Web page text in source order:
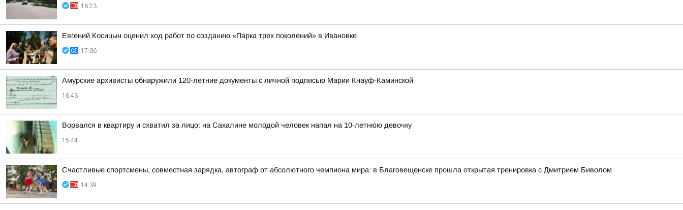
16:23
Евгений Косицын оценил ход работ по созданию «Парка трех поколений» в Ивановке
17:06
Амурские архивисты обнаружили 120-летние документы с личной подписью Марии Кнауф-Каминской
16:43
Ворвался в квартиру и схватил за лицо: на Сахалине молодой человек напал на 10-летнюю девочку
15:44
Счастливые спортсмены, совместная зарядка, автограф от абсолютного чемпиона мира: в Благовещенске прошла открытая тренировка с Дмитрием Биволом
14:39